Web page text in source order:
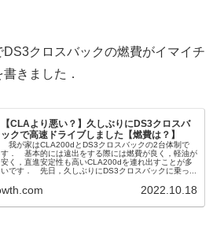
クロスバックの燃費がイマイチ
きました．
【CLAより悪い？】久しぶりにDS3クロスバ
ックで高速ドライブしました【燃費は？】
我が家はCLA200dとDS3クロスバックの2台体制で
す． 基本的には遠出をする際には燃費が良く，軽油が
安く，直進安定性も高いCLA200dを連れ出すことが多
いです． 先日，久しぶりにDS3クロスバックに乗っ...
2022.10.18